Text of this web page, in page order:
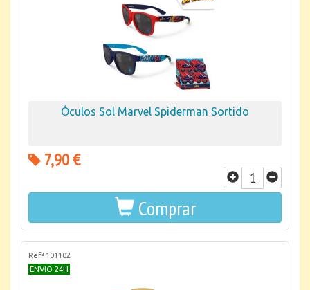
Óculos Sol Marvel Spiderman Sortido
7,90 €
Comprar
Refª 101102
ENVIO 24H